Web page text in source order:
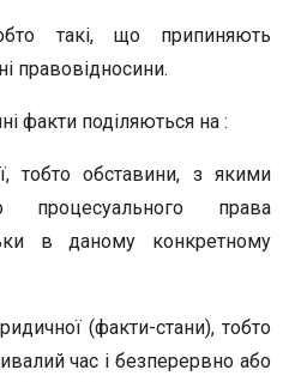
такі, що припиняють
правовідносини.
факти поділяються на :
тобто обставини, з якими
процесуального права
в даному конкретному
(факти-стани), тобто
час і безперервно або